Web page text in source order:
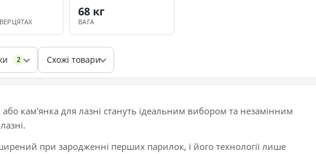
ВАГА
68 кг
2 Схожі товари
або кам'янка для лазні стануть ідеальним вибором та незамінним
при зародженні перших парилок, і його технології лише